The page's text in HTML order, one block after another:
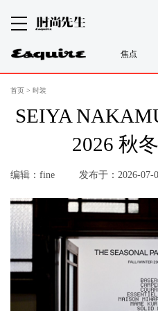
焦点
首页 > 时装
SEIYA
2026 秋
编辑：fine 发布于：2026-07-